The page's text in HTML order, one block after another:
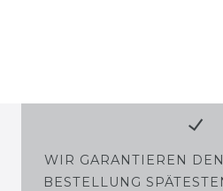
WIR GARANTIEREN
BESTELLUNG